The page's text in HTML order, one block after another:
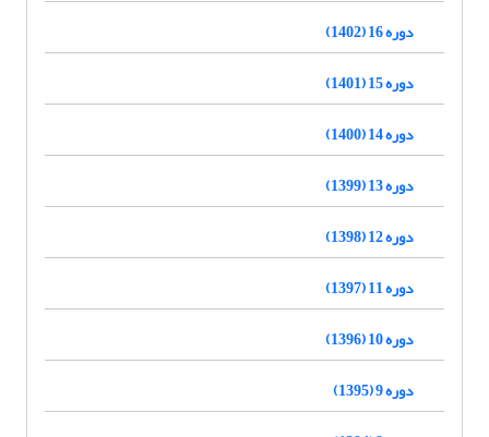
دوره 16 (1402)
دوره 15 (1401)
دوره 14 (1400)
دوره 13 (1399)
دوره 12 (1398)
دوره 11 (1397)
دوره 10 (1396)
دوره 9 (1395)